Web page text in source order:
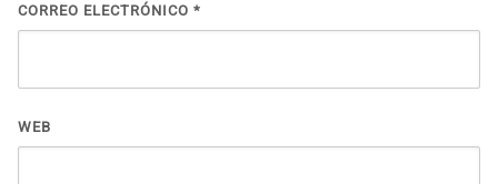
CORREO ELECTRÓNICO *
WEB